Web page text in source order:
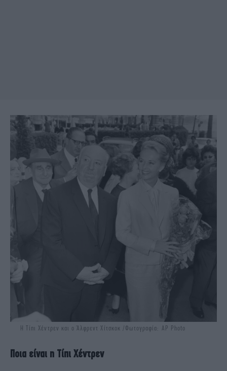
H Τίπι Χέντρεν και ο Άλφρεντ Χίτσκοκ /Φωτογραφία: AP Photo
Ποια είναι η Τίπι Χέντρεν